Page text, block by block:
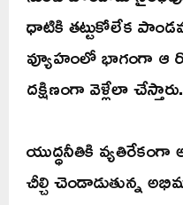
ధాటికి తట్టుకోలేక పాండవ
వ్యూహంలో భాగంగా ఆ
దక్షిణంగా వెళ్లేలా చేస్తారు.
యుద్ధనీతికి
చీల్చి చెండాడుతున్న